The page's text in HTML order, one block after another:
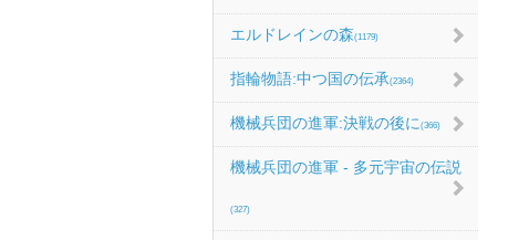
エルドレインの森(1179)
指輪物語:中つ国の伝承(2364)
機械兵団の進軍:決戦の後に (366)
機械兵団の進軍 - 多元宇宙の伝説
(327)